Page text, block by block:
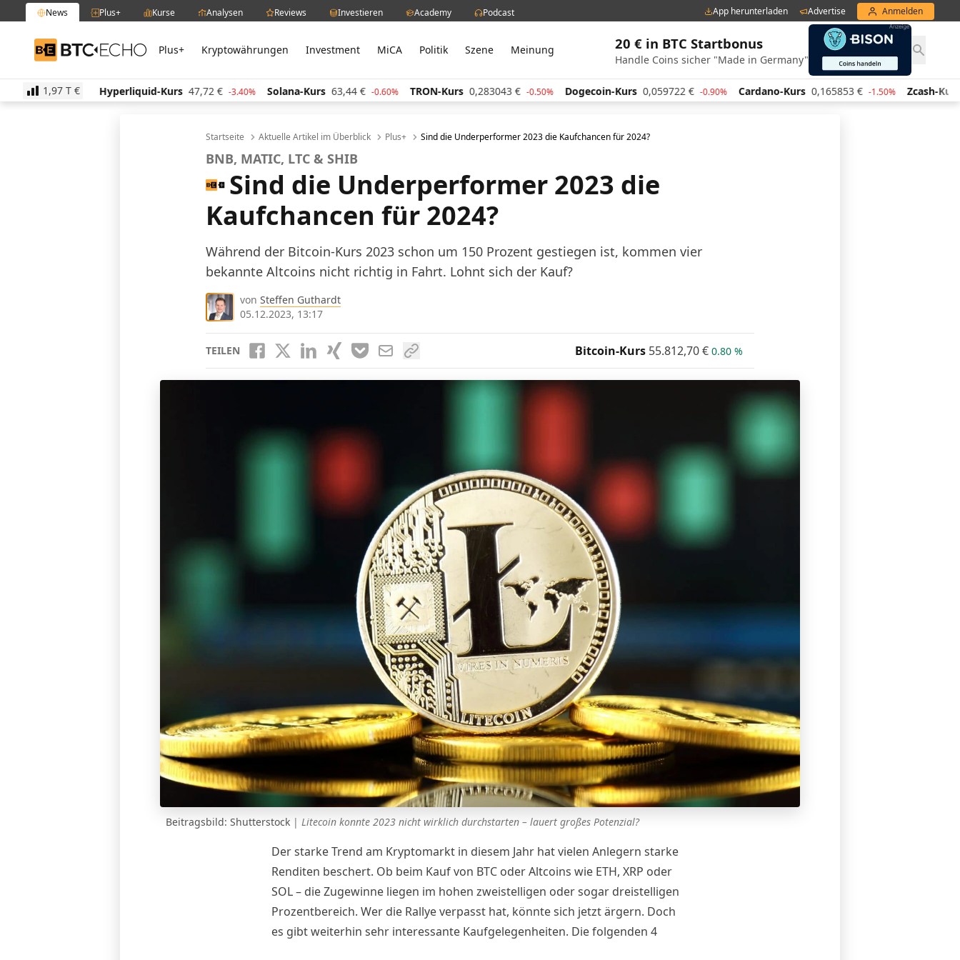
News Plus+ Kurse Analysen Reviews Investieren Academy Podcast App herunterladen Advertise Anmelden
BTC-ECHO Plus+ Kryptowährungen Investment MiCA Politik Szene Meinung 20 € in BTC Startbonus
Handle Coins sicher "Made in Germany"
1,97 T €
€ -0.60% Hyperliquid-Kurs 47,72 € -3.40% Solana-Kurs 63,44 € -0.60% TRON-Kurs 0,283043 € -0.50% Dogecoin-Kurs 0,059722 € -0.90% Cardano-Kurs 0,165853 € -1.50% Zcash-Kurs
Startseite Aktuelle Artikel im Überblick Plus+ Sind die Underperformer 2023 die Kaufchancen für 2024?
BNB, MATIC, LTC & SHIB
Sind die Underperformer 2023 die
Kaufchancen für 2024?
Während der Bitcoin-Kurs 2023 schon um 150 Prozent gestiegen ist, kommen vier
bekannte Altcoins nicht richtig in Fahrt. Lohnt sich der Kauf?
von Steffen Guthardt
05.12.2023, 13:17
TEILEN Bitcoin-Kurs 55.812,70€ 0.80 %
Beitragsbild: Shutterstock | Litecoin konnte 2023 nicht wirklich durchstarten – lauert großes Potenzial?
Der starke Trend am Kryptomarkt in diesem Jahr hat vielen Anlegern starke
Renditen beschert. Ob beim Kauf von BTC oder Altcoins wie ETH, XRP oder
SOL – die Zugewinne liegen im hohen zweistelligen oder sogar dreistelligen
Prozentbereich. Wer die Rallye verpasst hat, könnte sich jetzt ärgern. Doch
es gibt weiterhin sehr interessante Kaufgelegenheiten. Die folgenden 4